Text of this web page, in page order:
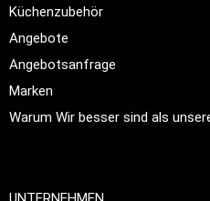
Küchenzubehör
Angebote
Angebotsanfrage
Marken
Warum Wir besser sind als